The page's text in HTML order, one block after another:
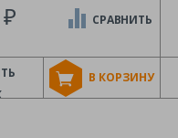
₽
В КОРЗИНУ
СРАВНИТЬ